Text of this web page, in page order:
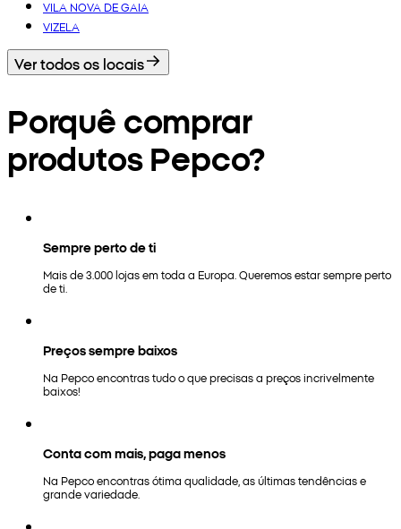
VILA NOVA DE GAIA
VIZELA
Ver todos os locais
Porquê comprar
produtos Pepco?
Sempre perto de ti
Mais de 3.000 lojas em toda a Europa. Queremos estar sempre perto
de ti.
Preços sempre baixos
Na Pepco encontras tudo o que precisas a preços incrivelmente
baixos!
Conta com mais, paga menos
Na Pepco encontras ótima qualidade, as últimas tendências e
grande variedade.